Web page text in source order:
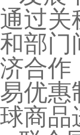
通过关
和部门
济合作
易优惠
球商品